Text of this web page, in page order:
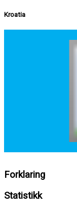
Kroatia
Forklaring
Statistikk